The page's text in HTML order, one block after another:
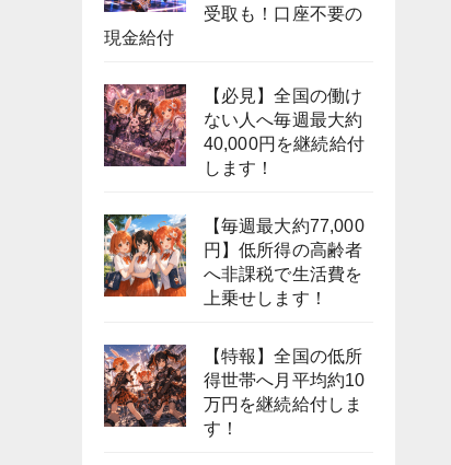
受取も！口座不要の
現金給付
【必見】全国の働け
ない人へ毎週最大約
40,000円を継続給付
します！
【毎週最大約77,000
円】低所得の高齢者
へ非課税で生活費を
上乗せします！
【特報】全国の低所
得世帯へ月平均約10
万円を継続給付しま
す！